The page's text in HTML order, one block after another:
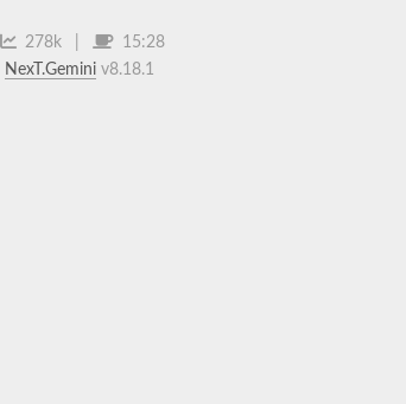
278k
15:28
NexT.Gemini v8.18.1